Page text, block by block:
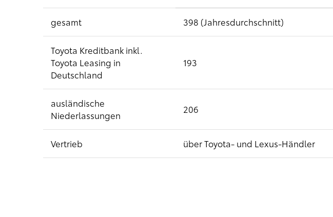
gesamt 398 (Jahresdurchschnitt)
Toyota Kreditbank inkl.
Toyota Leasing in
Deutschland
193
ausländische
Niederlassungen
206
Vertrieb über Toyota- und Lexus-Händler